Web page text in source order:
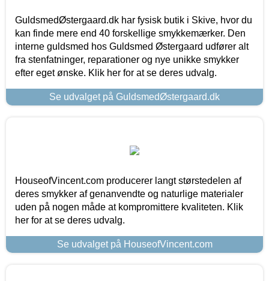
GuldsmedØstergaard.dk har fysisk butik i Skive, hvor du
kan finde mere end 40 forskellige smykkemærker. Den
interne guldsmed hos Guldsmed Østergaard udfører alt
fra stenfatninger, reparationer og nye unikke smykker
efter eget ønske. Klik her for at se deres udvalg.
Se udvalget på GuldsmedØstergaard.dk
HouseofVincent.com producerer langt størstedelen af
deres smykker af genanvendte og naturlige materialer
uden på nogen måde at kompromittere kvaliteten. Klik
her for at se deres udvalg.
Se udvalget på HouseofVincent.com